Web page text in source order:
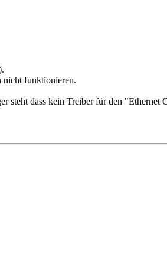
nicht funktionieren.
steht dass kein Treiber für den "Ethernet